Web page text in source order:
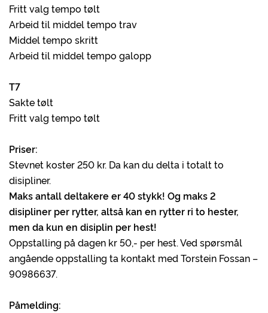
Fritt valg tempo tølt
Arbeid til middel tempo trav
Middel tempo skritt
Arbeid til middel tempo galopp
T7
Sakte tølt
Fritt valg tempo tølt
Priser:
Stevnet koster 250 kr. Da kan du delta i totalt to
disipliner.
Maks antall deltakere er 40 stykk! Og maks 2
disipliner per rytter, altså kan en rytter ri to hester,
men da kun en disiplin per hest!
Oppstalling på dagen kr 50,- per hest. Ved spørsmål
angående oppstalling ta kontakt med Torstein Fossan –
90986637.
Påmelding: